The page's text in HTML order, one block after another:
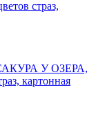
САКУРА У ОЗЕРА,
картонная